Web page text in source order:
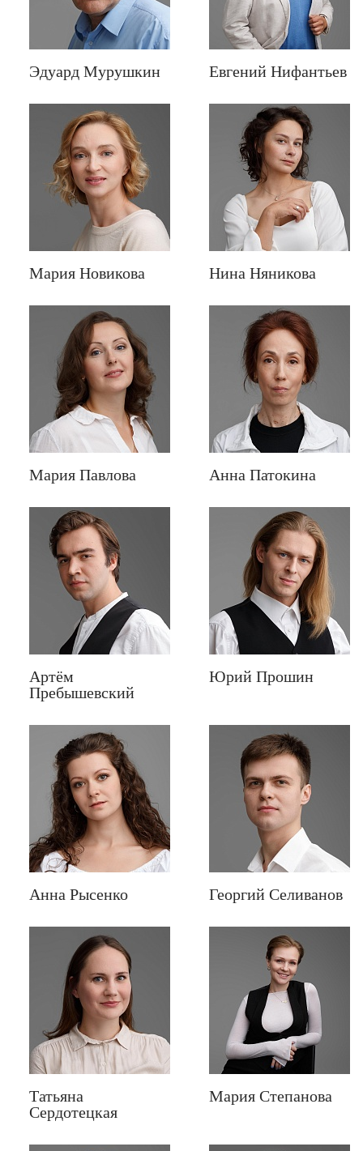
Эдуард Мурушкин Евгений Нифантьев
Мария Новикова Нина Няникова
Мария Павлова Анна Патокина
Артём
Пребышевский
Юрий Прошин
Анна Рысенко Георгий Селиванов
Татьяна
Сердотецкая
Мария Степанова